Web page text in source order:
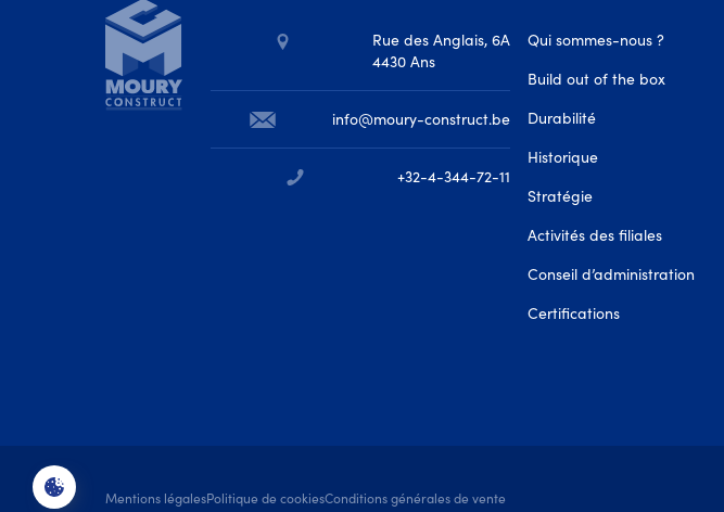
Rue des Anglais, 6A
4430 Ans
info@moury-construct.be
+32-4-344-72-11
Qui sommes-nous ?
Build out of the box
Durabilité
Historique
Stratégie
Activités des filiales
Conseil d’administration
Certifications
Mentions légalesPolitique de cookiesConditions générales de vente